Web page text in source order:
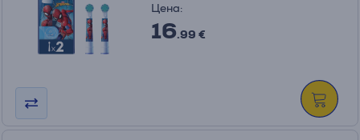
Цена:
16.99 €